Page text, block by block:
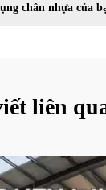
chân nhựa của
liên